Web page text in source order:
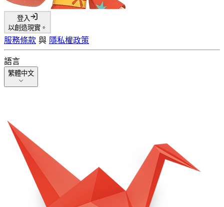
登入
以創造現實。
服務條款 與 隱私權政策
語言
繁體中文